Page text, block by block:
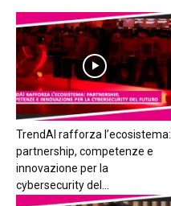
TrendAI rafforza l’ecosistema:
partnership, competenze e
innovazione per la
cybersecurity del...